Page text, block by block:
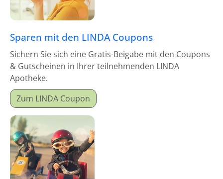
Sparen mit den LINDA Coupons
Sichern Sie sich eine Gratis-Beigabe mit den Coupons
& Gutscheinen in Ihrer teilnehmenden LINDA
Apotheke.
Zum LINDA Coupon